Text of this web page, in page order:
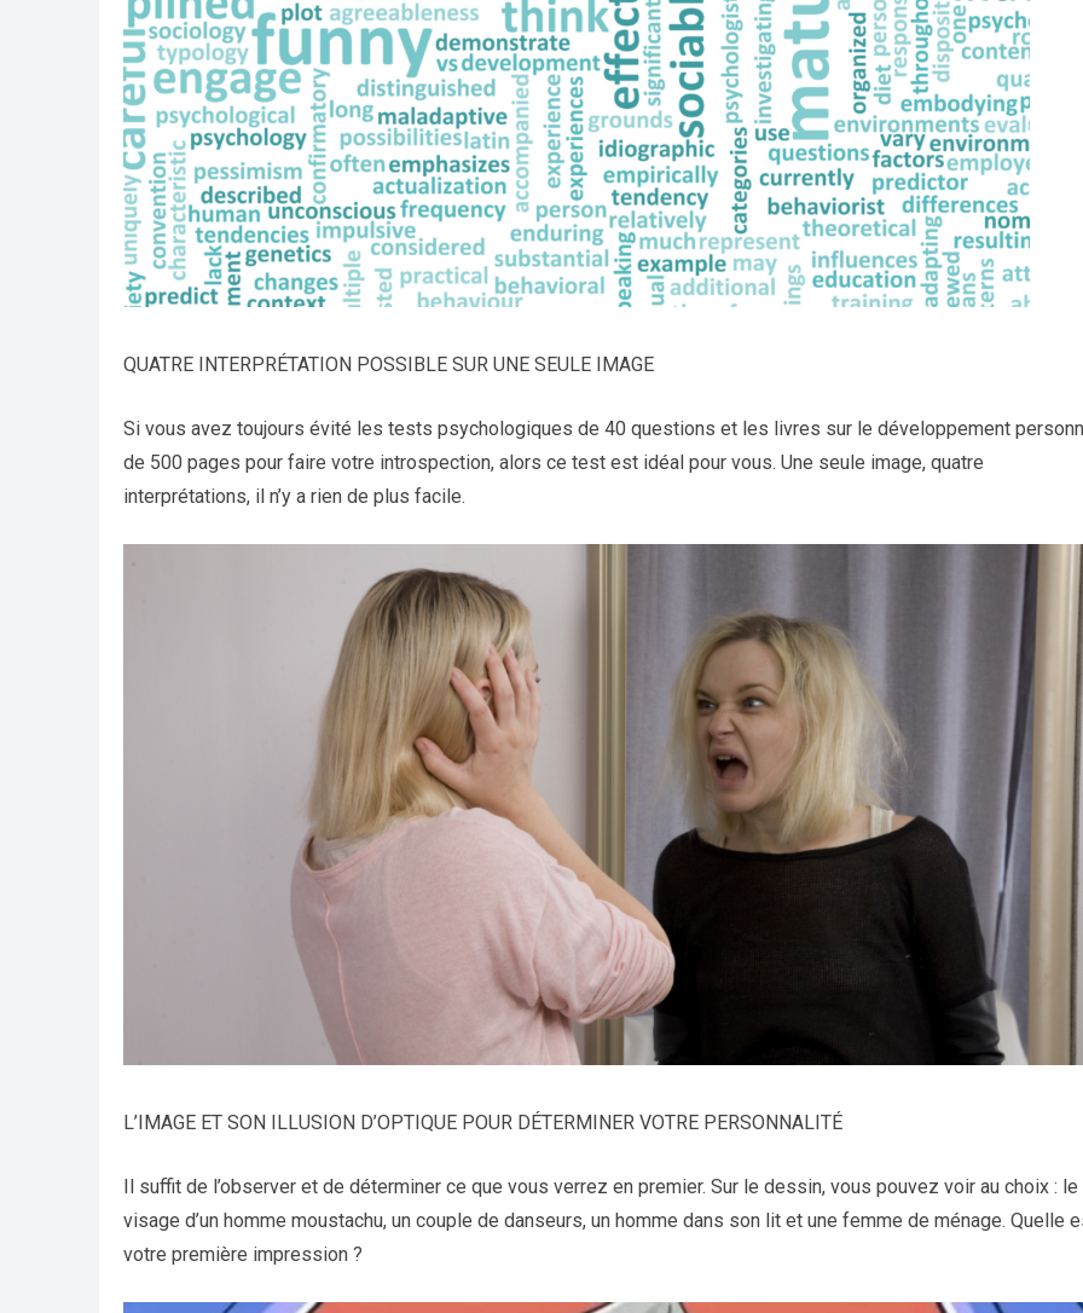
QUATRE INTERPRÉTATION POSSIBLE SUR UNE SEULE IMAGE
Si vous avez toujours évité les tests psychologiques de 40 questions et les livres sur le développement
de 500 pages pour faire votre introspection, alors ce test est idéal pour vous. Une seule image, quatre
interprétations, il n’y a rien de plus facile.
L’IMAGE ET SON ILLUSION D’OPTIQUE POUR DÉTERMINER VOTRE PERSONNALITÉ
Il suffit de l’observer et de déterminer ce que vous verrez en premier. Sur le dessin, vous pouvez voir au choix : le
visage d’un homme moustachu, un couple de danseurs, un homme dans son lit et une femme de ménage. Quelle
votre première impression ?